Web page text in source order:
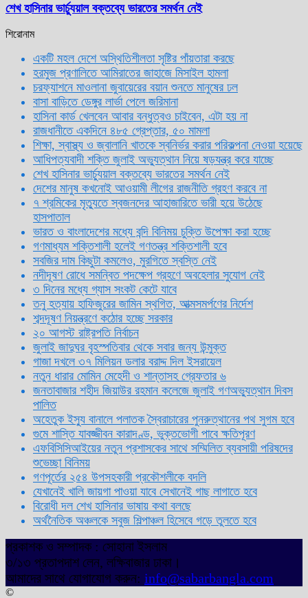
শেখ হাসিনার ভার্চ্যুয়াল বক্তব্যে ভারতের সমর্থন নেই
শিরোনাম
একটি মহল দেশে অস্থিতিশীলতা সৃষ্টির পাঁয়তারা করছে
হরমুজ প্রণালিতে আমিরাতের জাহাজে মিসাইল হামলা
চরফ্যাশনে মাওলানা জুবায়েরের বয়ান শুনতে মানুষের ঢল
বাসা বাড়িতে ডেঙ্গুর লার্ভা পেলে জরিমানা
হাসিনা কার্ড খেলবেন আবার বন্ধুত্বও চাইবেন, এটা হয় না
রাজধানীতে একদিনে ৪৮৫ গ্রেপ্তার, ৫০ মামলা
শিক্ষা, স্বাস্থ্য ও জ্বালানি খাতকে স্বনির্ভর করার পরিকল্পনা নেওয়া হয়েছে
আধিপত্যবাদী শক্তি জুলাই অভ্যুত্থান নিয়ে ষড়যন্ত্র করে যাচ্ছে
শেখ হাসিনার ভার্চ্যুয়াল বক্তব্যে ভারতের সমর্থন নেই
দেশের মানুষ কখনোই আওয়ামী লীগের রাজনীতি গ্রহণ করবে না
৭ শ্রমিকের মৃত্যুতে স্বজনদের আহাজারিতে ভারী হয়ে উঠেছে
হাসপাতাল
ভারত ও বাংলাদেশের মধ্যে বন্দি বিনিময় চুক্তি উপেক্ষা করা হচ্ছে
গণমাধ্যম শক্তিশালী হলেই গণতন্ত্র শক্তিশালী হবে
সবজির দাম কিছুটা কমলেও, মুরগিতে স্বস্তি নেই
নদীদূষণ রোধে সমন্বিত পদক্ষেপ গ্রহণে অবহেলার সুযোগ নেই
৩ দিনের মধ্যে গ্যাস সংকট কেটে যাবে
তনু হত্যায় হাফিজুরের জামিন স্থগিত, আত্মসমর্পণের নির্দেশ
শব্দদূষণ নিয়ন্ত্রণে কঠোর হচ্ছে সরকার
২০ আগস্ট রাষ্ট্রপতি নির্বাচন
জুলাই জাদুঘর বৃহস্পতিবার থেকে সবার জন্য উন্মুক্ত
গাজা দখলে ৩৭ মিলিয়ন ডলার বরাদ্দ দিল ইসরায়েল
নতুন ধারার মোমিন মেহেদী ও শান্তাসহ গ্রেফতার ৬
জনতাবাজার শহীদ জিয়াউর রহমান কলেজে জুলাই গণঅভ্যুত্থান দিবস
পালিত
অহেতুক ইস্যু বানালে পলাতক স্বৈরাচারের পুনরুত্থানের পথ সুগম হবে
গুমে শাস্তি যাবজ্জীবন কারাদণ্ড, ভুক্তভোগী পাবে ক্ষতিপূরণ
এফবিসিসিআইয়ের নতুন প্রশাসকের সাথে সম্মিলিত ব্যবসায়ী পরিষদের
শুভেচ্ছা বিনিময়
গণপূর্তের ২৫৪ উপসহকারী প্রকৌশলীকে বদলি
যেখানেই খালি জায়গা পাওয়া যাবে সেখানেই গাছ লাগাতে হবে
বিরোধী দল শেখ হাসিনার ভাষায় কথা বলছে
অর্থনৈতিক অঞ্চলকে সবুজ শিল্পাঞ্চল হিসেবে গড়ে তুলতে হবে
প্রকাশক ও সম্পাদক : সোহানা ইসলাম
৩/১৩ প্রতাপদাশ লেন, লক্ষিবাজার ঢাকা।
আমাদের সাথে যোগাযোগ করুন: info@sabarbangla.com
©